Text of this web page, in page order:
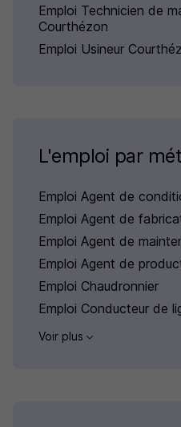
Emploi Technicien de
Courthézon
Emploi Usineur
L'emploi par
Emploi Agent de
Emploi Agent de
Emploi Agent de
Emploi Agent de
Emploi Chaudronnier
Emploi Conducteur de
Voir plus